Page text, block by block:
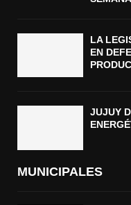
LA
EN
JUJUY
MUNICIPALES